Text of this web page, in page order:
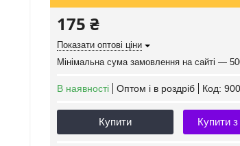
175 ₴
Показати оптові ціни
Мінімальна сума замовлення на сайті —
В наявності Оптом і в роздріб Код:
Купити Купити з